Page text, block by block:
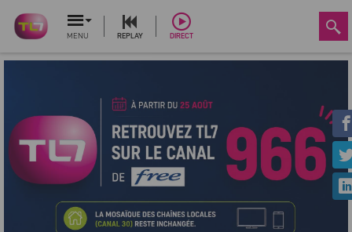
MENU REPLAY DIRECT